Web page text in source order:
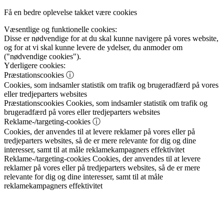
Få en bedre oplevelse takket være cookies
Væsentlige og funktionelle cookies:
Disse er nødvendige for at du skal kunne navigere på vores website,
og for at vi skal kunne levere de ydelser, du anmoder om
("nødvendige cookies").
Yderligere cookies:
Præstationscookies ⓘ
Cookies, som indsamler statistik om trafik og brugeradfærd på vores
eller tredjeparters websites
Præstationscookies Cookies, som indsamler statistik om trafik og
brugeradfærd på vores eller tredjeparters websites
Reklame-/targeting-cookies ⓘ
Cookies, der anvendes til at levere reklamer på vores eller på
tredjeparters websites, så de er mere relevante for dig og dine
interesser, samt til at måle reklamekampagners effektivitet
Reklame-/targeting-cookies Cookies, der anvendes til at levere
reklamer på vores eller på tredjeparters websites, så de er mere
relevante for dig og dine interesser, samt til at måle
reklamekampagners effektivitet